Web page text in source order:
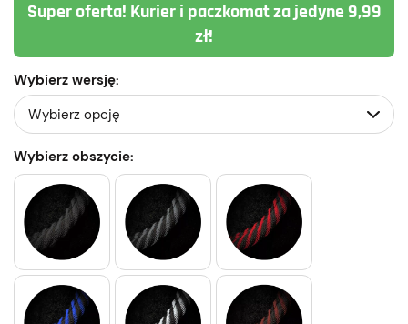
Super oferta! Kurier i paczkomat za jedyne 9,99
zł!
Wybierz wersję:
Wybierz obszycie: